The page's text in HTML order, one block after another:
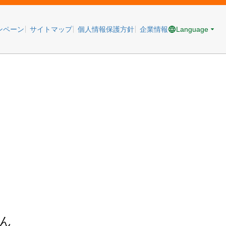
ペーン サイトマップ 個人情報保護方針 企業情報 Language